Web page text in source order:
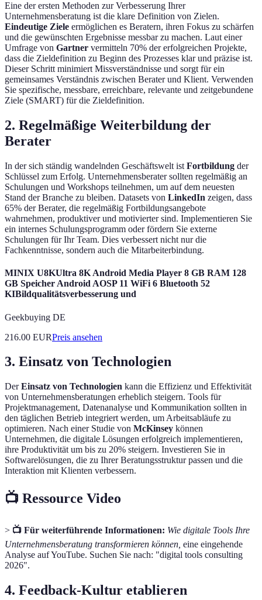
Eine der ersten Methoden zur Verbesserung Ihrer
Unternehmensberatung ist die klare Definition von Zielen.
Eindeutige Ziele ermöglichen es Beratern, ihren Fokus zu schärfen
und die gewünschten Ergebnisse messbar zu machen. Laut einer
Umfrage von Gartner vermitteln 70% der erfolgreichen Projekte,
dass die Zieldefinition zu Beginn des Prozesses klar und präzise ist.
Dieser Schritt minimiert Missverständnisse und sorgt für ein
gemeinsames Verständnis zwischen Berater und Klient. Verwenden
Sie spezifische, messbare, erreichbare, relevante und zeitgebundene
Ziele (SMART) für die Zieldefinition.
2. Regelmäßige Weiterbildung der
Berater
In der sich ständig wandelnden Geschäftswelt ist Fortbildung der
Schlüssel zum Erfolg. Unternehmensberater sollten regelmäßig an
Schulungen und Workshops teilnehmen, um auf dem neuesten
Stand der Branche zu bleiben. Datasets von LinkedIn zeigen, dass
65% der Berater, die regelmäßig Fortbildungsangebote
wahrnehmen, produktiver und motivierter sind. Implementieren Sie
ein internes Schulungsprogramm oder fördern Sie externe
Schulungen für Ihr Team. Dies verbessert nicht nur die
Fachkenntnisse, sondern auch die Mitarbeiterbindung.
MINIX U8KUltra 8K Android Media Player 8 GB RAM 128
GB Speicher Android AOSP 11 WiFi 6 Bluetooth 52
KIBildqualitätsverbesserung und
Geekbuying DE
216.00 EURPreis ansehen
3. Einsatz von Technologien
DerEinsatz von Technologien kann die Effizienz und Effektivität
von Unternehmensberatungen erheblich steigern. Tools für
Projektmanagement, Datenanalyse und Kommunikation sollten in
den täglichen Betrieb integriert werden, um Arbeitsabläufe zu
optimieren. Nach einer Studie von McKinsey können
Unternehmen, die digitale Lösungen erfolgreich implementieren,
ihre Produktivität um bis zu 20% steigern. Investieren Sie in
Softwarelösungen, die zu Ihrer Beratungsstruktur passen und die
Interaktion mit Klienten verbessern.
📺 Ressource Video
> 📺 Für weiterführende Informationen: Wie digitale Tools Ihre
Unternehmensberatung transformieren können, eine eingehende
Analyse auf YouTube. Suchen Sie nach: "digital tools consulting
2026".
4. Feedback-Kultur etablieren